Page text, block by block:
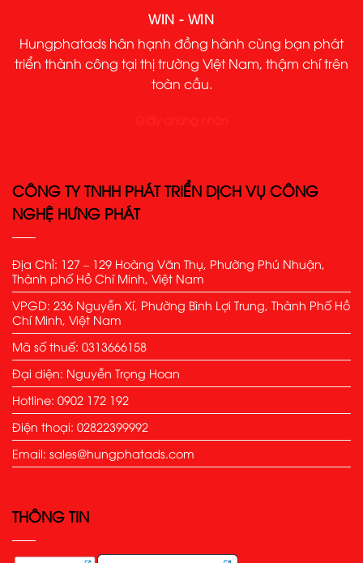
WIN - WIN
Hungphatads hân hạnh đồng hành cùng bạn phát
triển thành công tại thị trường Việt Nam, thậm chí trên
toàn cầu.
CÔNG TY TNHH PHÁT TRIỂN DỊCH VỤ CÔNG
NGHỆ HƯNG PHÁT
Địa Chỉ: 127 – 129 Hoàng Văn Thụ, Phường Phú Nhuận,
Thành phố Hồ Chí Minh, Việt Nam
VPGD: 236 Nguyễn Xí, Phường Bình Lợi Trung, Thành Phố Hồ
Chí Minh, Việt Nam
Mã số thuế: 0313666158
Đại diện: Nguyễn Trọng Hoan
Hotline: 0902 172 192
Điện thoại: 02822399992
Email: sales@hungphatads.com
THÔNG TIN